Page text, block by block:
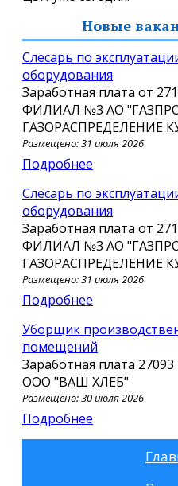
Новые
Слесарь по эксплуатации и ремонту газового
оборудования
Заработная плата от
ФИЛИАЛ №3 АО
ГАЗОРАСПРЕДЕЛЕНИЕ
Размещено: 31 июля 2026
Подробнее
Слесарь по эксплуатации и ремонту газового
оборудования
Заработная плата от
ФИЛИАЛ №3 АО
ГАЗОРАСПРЕДЕЛЕНИЕ
Размещено: 31 июля 2026
Подробнее
Уборщик производственных и служебных
помещений
Заработная плата 27093
ООО "ВАШ ХЛЕБ"
Размещено: 30 июля 2026
Подробнее